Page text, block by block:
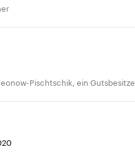
Pischtschik, ein